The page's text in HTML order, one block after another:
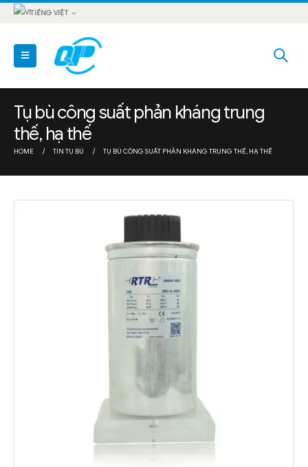
TIẾNG VIỆT
Tụ bù công suất phản kháng trung
thế, hạ thế
HOME TIN TỤ BÙ TỤ BÙ CÔNG SUẤT PHẢN KHÁNG TRUNG THẾ, HẠ THẾ